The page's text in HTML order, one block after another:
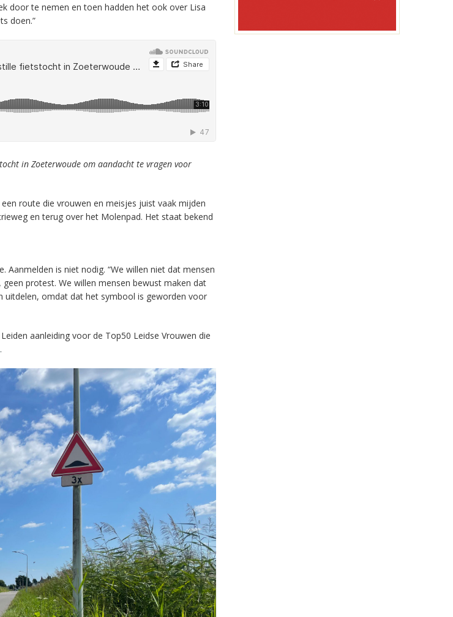
door te nemen en toen hadden het ook over Lisa
doen.”
in Zoeterwoude om aandacht te vragen voor
route die vrouwen en meisjes juist vaak mijden
en terug over het Molenpad. Het staat bekend
is niet nodig. “We willen niet dat mensen
protest. We willen mensen bewust maken dat
uitdelen, omdat dat het symbool is geworden voor
aanleiding voor de Top50 Leidse Vrouwen die
.